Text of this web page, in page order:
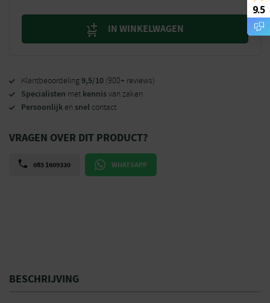
IN WINKELWAGEN
Klantbeoordeling9,5/10 (900+ reviews)
Specialisten met kennisvan zaken
Persoonlijk en snel contact
VRAGEN OVER DIT PRODUCT?
085 1609330 WHATSAPP
BESCHRIJVING
9.5